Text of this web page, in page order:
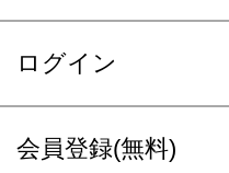
ログイン
会員登録(無料)